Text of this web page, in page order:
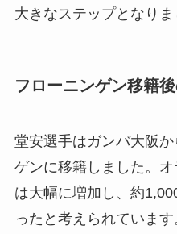
大きなステップとなりま
フローニンゲン移籍
堂安選手はガンバ大阪
ゲンに移籍しました。
は大幅に増加し、約
ったと考えられていま